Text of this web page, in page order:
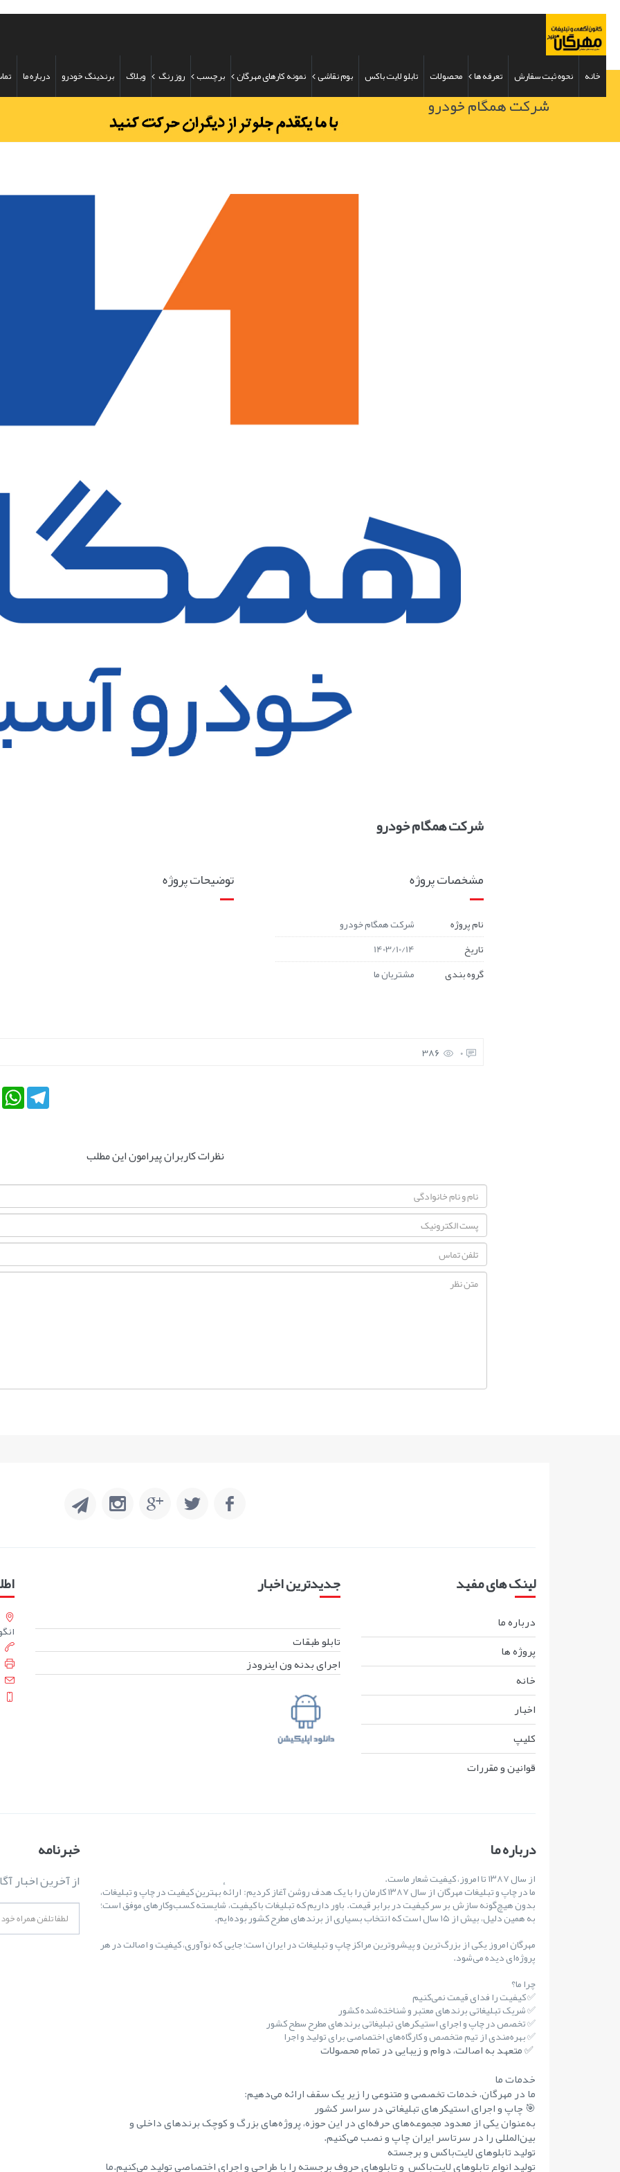
خانه نحوه ثبت سفارش تعرفه ها محصولات تابلو لایت باکس بوم نقاشی نمونه کارهای مهرگان برچسب روز رنگ وبلاگ برندینگ خودرو درباره ما
شرکت همگام خودرو
شرکت همگام خودرو
توضیحات پروژه مشخصات پروژه
نام پروژه
شرکت همگام خودرو
تاریخ
1403/10/14
گروه بندی
مشتریان ما
0
386
Telegram
نظرات کاربران پیرامون این مطلب
لینک های مفید
درباره ما
پروژه ها
خانه
اخبار
کليپ
قوانين و مقررات
جدیدترین اخبار
تابلو طبقات
اجرای بدنه ون اینرودز
درباره ما
از سال ۱۳۸۷ تا امروز، کیفیت شعار ماست.
ما در چاپ و تبلیغات مهرگان از سال ۱۳۸۷ کارمان را با یک هدف روشن آغاز کردیم: ارائهٔ بهترین کیفیت در چاپ و تبلیغات،
بدون هیچ‌گونه سازش بر سر کیفیت در برابر قیمت. باور داریم که تبلیغات با کیفیت، شایستهٔ کسب‌وکارهای موفق است؛
به همین دلیل، بیش از ۱۵ سال است که انتخاب بسیاری از برندهای مطرح کشور بوده‌ایم.
مهرگان امروز یکی از بزرگ‌ترین و پیشروترین مراکز چاپ و تبلیغات در ایران است؛ جایی که نوآوری، کیفیت و اصالت در هر
پروژه‌ای دیده می‌شود.
چرا ما؟
✅ کیفیت را فدای قیمت نمی‌کنیم
✅ شریک تبلیغاتی برندهای معتبر و شناخته‌شده کشور
✅ تخصص در چاپ و اجرای استیکرهای تبلیغاتی برندهای مطرح سطح کشور
✅ بهره‌مندی از تیم متخصص و کارگاه‌های اختصاصی برای تولید و اجرا
✅ متعهد به اصالت، دوام و زیبایی در تمام محصولات
خدمات ما
ما در مهرگان، خدمات تخصصی و متنوعی را زیر یک سقف ارائه می‌دهیم:
🎯 چاپ و اجرای استیکرهای تبلیغاتی در سراسر کشور
به‌عنوان یکی از معدود مجموعه‌های حرفه‌ای در این حوزه، پروژه‌های بزرگ و کوچک برندهای داخلی و
بین‌المللی را در سرتاسر ایران چاپ و نصب می‌کنیم.
تولید تابلوهای لایت‌باکس و برجسته
تولید انواع تابلوهای لایت‌باکس و تابلوهای حروف برجسته را با طراحی و اجرای اختصاصی تولید می‌کنیم.ما
خبرنامه
از آخرین اخبار